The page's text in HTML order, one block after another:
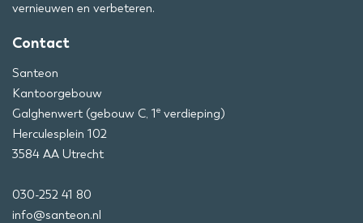
vernieuwen en verbeteren.
Contact
Santeon
Kantoorgebouw
Galghenwert (gebouw C, 1e verdieping)
Herculesplein 102
3584 AA Utrecht
030-252 41 80
info@santeon.nl